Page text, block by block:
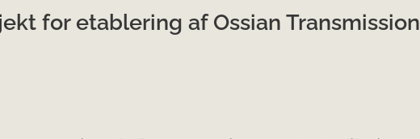
for etablering af Ossian Transmission